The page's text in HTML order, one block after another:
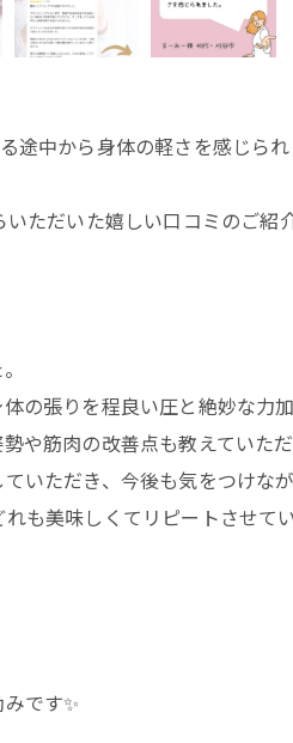
途中から身体の軽さを感じ
ただいた嬉しい口コミのご紹介
の張りを程良い圧と絶妙な力
や筋肉の改善点も教えていただ
いただき、今後も気をつけな
も美味しくてリピートさせてい
です✨